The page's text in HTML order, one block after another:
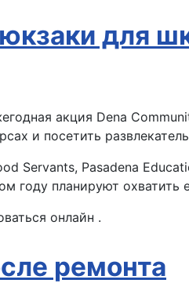
для
акция Dena
и посетить
Servants, Pasadena
году планируют охватить
онлайн .
ремонта